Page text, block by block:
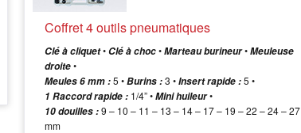
Coffret 4 outils pneumatiques
Clé à cliquet•Clé à choc•Marteau burineur•Meuleuse
droite•
Meules 6 mm :5 •Burins :3 •Insert rapide :5 •
1 Raccord rapide : 1/4” •Mini huileur•
10 douilles :9 – 10 – 11 – 13 – 14 – 17 – 19 – 22 – 24 – 27
mm